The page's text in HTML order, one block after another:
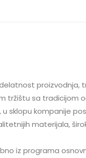
tržištu sa tradicijom
sklopu kompanije
materijala,
iz programa